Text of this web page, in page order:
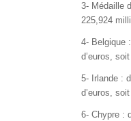
3- Médaille
225,924
4- Belgique
d’euros,
5- Irlande :
d’euros,
6- Chypre :